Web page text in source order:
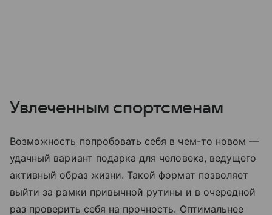
Увлеченным спортсменам
Возможность попробовать себя в чем-то новом —
удачный вариант подарка для человека, ведущего
активный образ жизни. Такой формат позволяет
выйти за рамки привычной рутины и в очередной
раз проверить себя на прочность. Оптимальнее